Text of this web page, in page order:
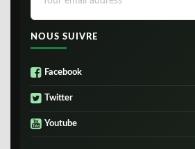
NOUS SUIVRE
Facebook
Twitter
Youtube